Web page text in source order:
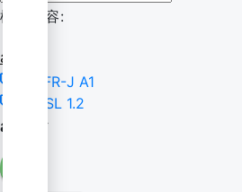
検索内容:
angry.
CEFR-J A1
NGSL 1.2
angry